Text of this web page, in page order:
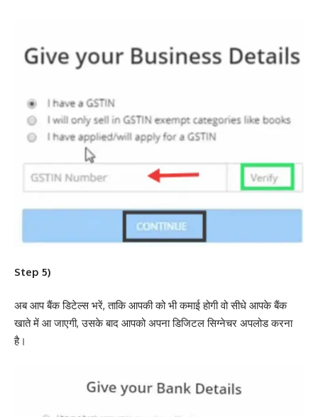
Step 5)
अब आप बैंक डिटेल्स भरें, ताकि आपकी को भी कमाई होगी वो सीधे आपके बैंक
खाते में आ जाएगी, उसके बाद आपको अपना डिजिटल सिग्नेचर अपलोड करना
है।